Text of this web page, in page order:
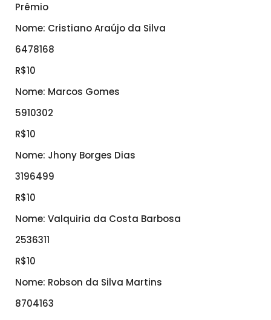
Prêmio
Nome: Cristiano Araújo da Silva
6478168
R$10
Nome: Marcos Gomes
5910302
R$10
Nome: Jhony Borges Dias
3196499
R$10
Nome: Valquiria da Costa Barbosa
2536311
R$10
Nome: Robson da Silva Martins
8704163